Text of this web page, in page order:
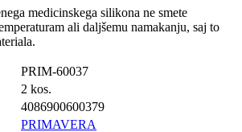
medicinskega silikona ne smete
ali daljšemu namakanju, saj to
PRIM-60037
2 kos.
4086900600379
PRIMAVERA